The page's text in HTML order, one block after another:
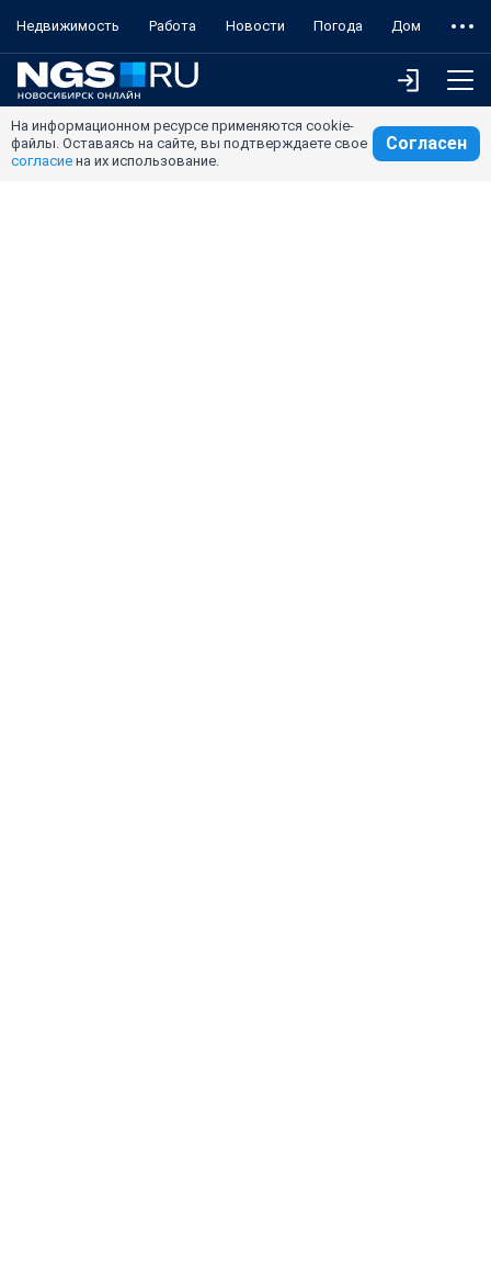
Недвижимость Работа Новости Погода Дом
На информационном ресурсе применяются cookie-
файлы. Оставаясь на сайте, вы подтверждаете свое
согласие на их использование.
Согласен